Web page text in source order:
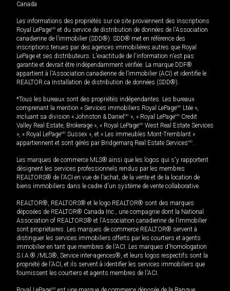
Canada
Les informations des propriétés sur ce site proviennent des inscriptions
Royal LePageMD et du service de distribution de données de l'Association
canadienne de l’immobilier (SDD®). SDD® met en référence des
inscriptions tenues par des agences immobilières autres que Royal
LePage et ses distributeurs. L'exactitude de l'information n'est pas
garantie et devrait être indépendamment vérifiée. La marque DDF®
appartient à l'Association canadienne de l’immobilier (ACI) et identifie le
REALTOR.ca Installation de distribution de données (SDD®).
*Tous les bureaux sont des propriétés indépendantes. Les bureaux
comprenant la mention « Services immobiliers Royal LePageMD Ltée »,
incluant sa division « Johnston & Daniel MD », « Royal LePageMD Credit
Valley Real Estate, Brokerage », « Royal LePageMD West Real Estate Services
», « Royal LePageMD Sussex », et « Les immeubles Mont-Tremblant »
appartiennent et sont gérés par Bridgemarq Real Estate ServicesMD.
Les marques de commerce MLS® ainsi que les logos qui s'y rapportent
désignent les services professionnels rendus par les membres
REALTORS® de l'ACI en vue de l'achat, de la vente et de la location de
biens immobiliers dans le cadre d'un système de vente collaborative.
REALTOR®, REALTORS® et le logo REALTOR® sont des marques
déposées de REALTOR® Canada Inc., une compagnie dont la National
Association of REALTORS® et l'Association canadienne de l’immobilier
sont propriétaires. Les marques de commerce REALTOR® servent à
distinguer les services immobiliers offerts par les courtiers et agents
immobilier en tant que membres de l'ACI. Les marques d'homologation
S.I.A.® /MLS®, Service inter-agences®, et leurs logos respectifs sont la
propriété de l'ACI, et ils servent à identifier les services immobiliers que
fournissent les courtiers et agents membres de l'ACI.
MD